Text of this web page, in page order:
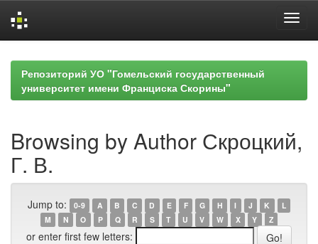
navigationРепозиторий УО "Гомельский государственный
университет имени Франциска Скорины"
Browsing by Author Скроцкий,
Г. В.
Jump to: 0-9 A B C D E F G H I J K
L
M
N O P Q R S T U V W X Y Z
or enter first few letters: